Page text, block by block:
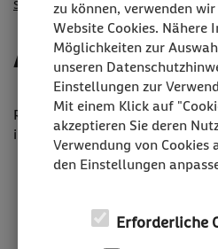
WL
RECRUITING
EDITION
-
&
zucker
zu können, verwenden
Website Cookies.
Möglichkeiten zur
unseren
Einstellungen zur
Mit einem Klick auf
akzeptieren Sie deren
Verwendung von Cookies
den Einstellungen
Erforderliche
Startseite Anmelden
Anmelden
Registrieren lohnt sich! Sie
in Ihrem Karriereportal:
Ihre gemerkten Jobs zu
informieren